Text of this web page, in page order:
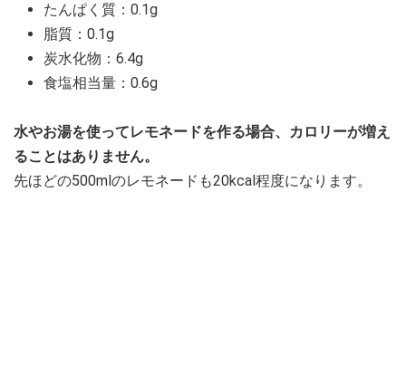
たんぱく質：0.1g
脂質：0.1g
炭水化物：6.4g
食塩相当量：0.6g
水やお湯を使ってレモネードを作る場合、カロリーが増え
ることはありません。
先ほどの500mlのレモネードも20kcal程度になります。